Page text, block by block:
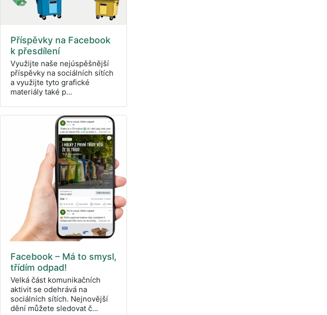
Příspěvky na Facebook
k přesdílení
Využijte naše nejúspěšnější
příspěvky na sociálních sítích
a využijte tyto grafické
materiály také p...
Facebook – Má to smysl,
třídím odpad!
Velká část komunikačních
aktivit se odehrává na
sociálních sítích. Nejnovější
dění můžete sledovat č...